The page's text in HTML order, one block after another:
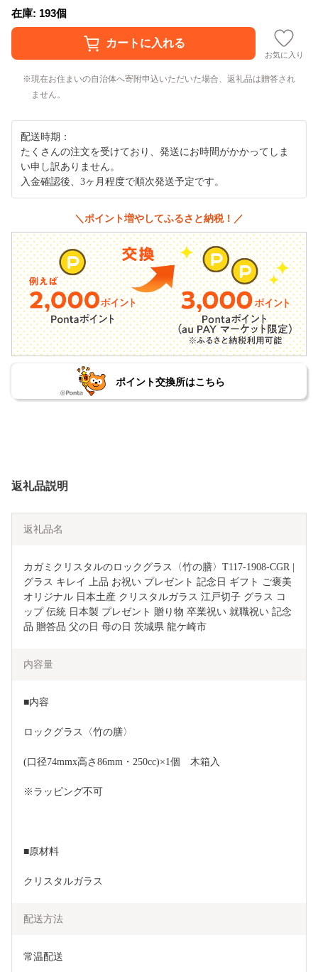
在庫: 193個
お気に入り
現在お住まいの自治体へ寄附申込いただいた場合、返礼品は贈答され
ません。
配送時期：
たくさんの注文を受けており、発送にお時間がかかってしま
い申し訳ありません。
入金確認後、3ヶ月程度で順次発送予定です。
＼ポイント増やしてふるさと納税！／
ポイント交換所はこちら
返礼品説明
返礼品名
カガミクリスタルのロックグラス〈竹の膳〉T117-1908-CGR |
グラス キレイ 上品 お祝い プレゼント 記念日 ギフト ご褒美
オリジナル 日本土産 クリスタルガラス 江戸切子 グラス コ
ップ 伝統 日本製 プレゼント 贈り物 卒業祝い 就職祝い 記念
品 贈答品 父の日 母の日 茨城県 龍ケ崎市
内容量
■内容
ロックグラス〈竹の膳〉
(口径74mmx高さ86mm・250cc)×1個　木箱入
※ラッピング不可
■原材料
クリスタルガラス
配送方法
常温配送